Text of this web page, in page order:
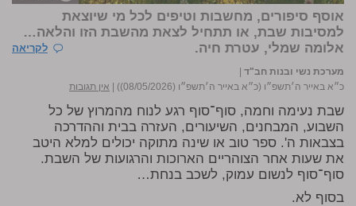
אוסף סיפורים, מחשבות וטיפים לכל מי שיוצאת
למסיבות שבת, או תתחיל לצאת מהשבת הזו והלאה…
אלומה שמלי, עטרת חיה.
לקריאה
מערכת נשי ובנות חב"ד |
כ״א באייר ה׳תשפ״ו (כ״א באייר ה׳תשפ״ו (08/05/2026))
| אין תגובות
שבת נעימה וחמה, סוף־סוף רגע לנוח מהמרוץ של כל
השבוע, המבחנים, השיעורים, העזרה בבית וההדרכה
בצבאות ה'. ספר טוב או שינה מתוקה יכולים למלא היטב
את שעות אחר הצוהריים הארוכות והרגועות של השבת.
סוף־סוף לנשום עמוק, לשכב בנחת…
בסוף לא.